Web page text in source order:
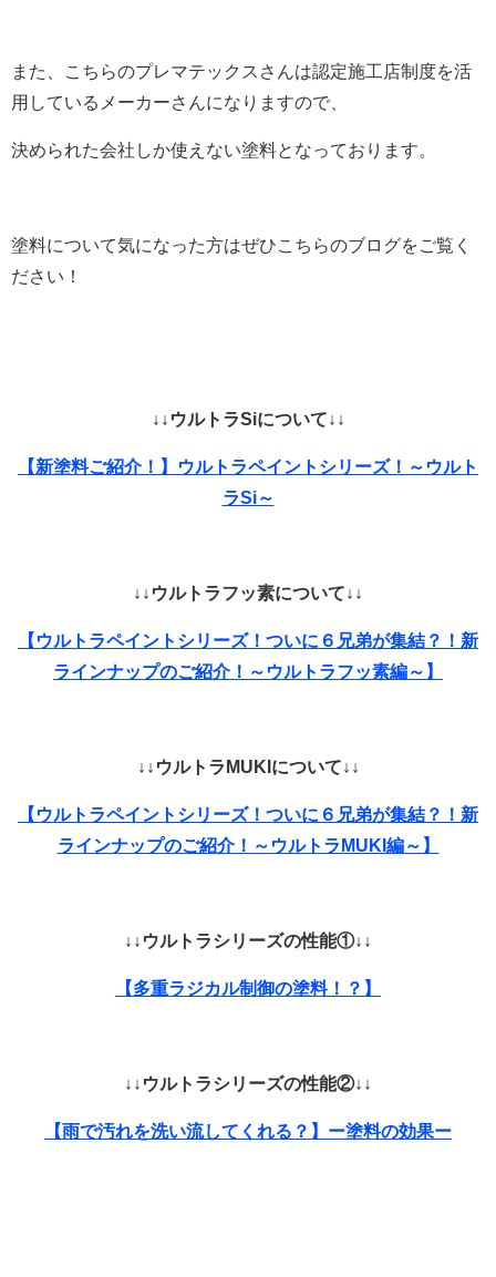
また、こちらのプレマテックスさんは認定施工店制度を活
用しているメーカーさんになりますので、
決められた会社しか使えない塗料となっております。
塗料について気になった方はぜひこちらのブログをご覧く
ださい！
↓↓ウルトラSiについて↓↓
【新塗料ご紹介！】ウルトラペイントシリーズ！～ウルト
ラSi～
↓↓ウルトラフッ素について↓↓
【ウルトラペイントシリーズ！ついに６兄弟が集結？！新
ラインナップのご紹介！～ウルトラフッ素編～】
↓↓ウルトラMUKIについて↓↓
【ウルトラペイントシリーズ！ついに６兄弟が集結？！新
ラインナップのご紹介！～ウルトラMUKI編～】
↓↓ウルトラシリーズの性能①↓↓
【多重ラジカル制御の塗料！？】
↓↓ウルトラシリーズの性能②↓↓
【雨で汚れを洗い流してくれる？】ー塗料の効果ー